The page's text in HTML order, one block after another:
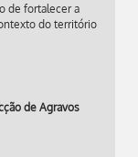
de fortalecer a
do território
de Agravos